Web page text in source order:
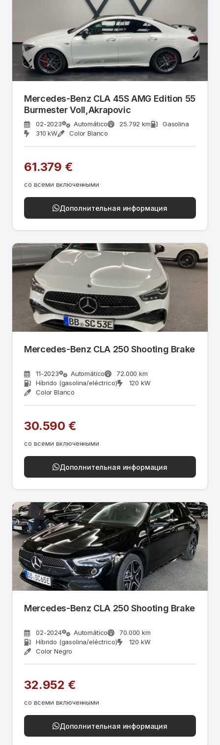
Mercedes-Benz CLA 45S AMG Edition 55
Burmester Voll,Akrapovic
02-2023 Automático 25.792 km
Gasolina
310 kW
Color Blanco
61.379 €
со всеми включенными
Дополнительная информация
Mercedes-Benz CLA 250 Shooting Brake
11-2023 Automático
72.000 km
Híbrido (gasolina/eléctrico)
120 kW
Color Blanco
30.590 €
со всеми включенными
Дополнительная информация
Mercedes-Benz CLA 250 Shooting Brake
02-2024 Automático
70.000 km
Híbrido (gasolina/eléctrico)
120 kW
Color Negro
32.952 €
со всеми включенными
Дополнительная информация